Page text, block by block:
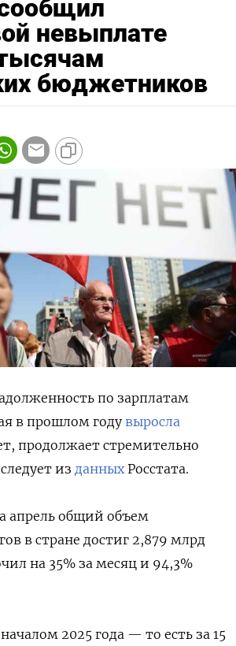
невыплате
бюджетников
по зарплатам
в прошлом году выросла
продолжает стремительно
из данныхРосстата.
апрель общий объем
в стране достиг 2,879 млрд
на 35% за месяц и 94,3%
2025 года — то есть за 15